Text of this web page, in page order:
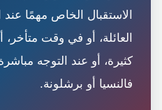
الاستقبال الخاص مهمًا
العائلة، أو في وقت
كثيرة، أو عند التوجه
فالنسيا أو برشلونة.